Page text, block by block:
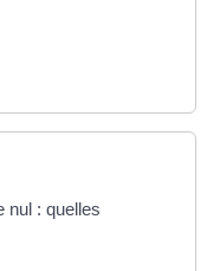
nul : quelles